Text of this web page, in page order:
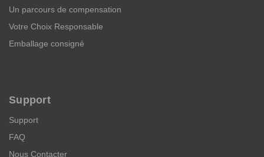
Un parcours de compensation
Votre Choix Responsable
Emballage consigné
Support
Support
FAQ
Nous Contacter